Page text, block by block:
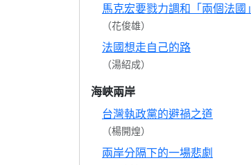
馬克宏要戮力調和「兩個法國」
（花俊雄）
法國想走自己的路
（湯紹成）
海峽兩岸
台灣執政黨的避禍之道
（楊開煌）
兩岸分隔下的一場悲劇